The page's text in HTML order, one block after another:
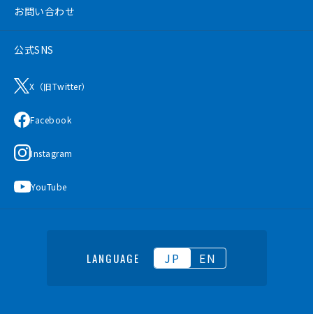
お問い合わせ
公式SNS
X（旧Twitter）
Facebook
Instagram
YouTube
LANGUAGE JP EN